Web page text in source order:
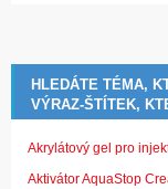
HLEDÁTE TÉMA,
VÝRAZ-ŠTÍTEK,
Akrylátový gel pro
Aktivátor AquaStop